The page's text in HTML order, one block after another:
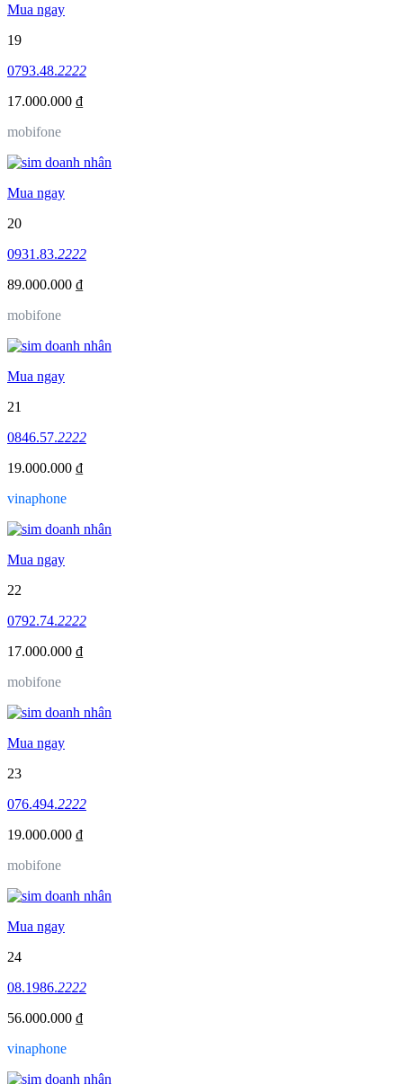
Mua ngay
19
0793.48.2222
17.000.000 ₫
mobifone
Mua ngay
20
0931.83.2222
89.000.000 ₫
mobifone
Mua ngay
21
0846.57.2222
19.000.000 ₫
vinaphone
Mua ngay
22
0792.74.2222
17.000.000 ₫
mobifone
Mua ngay
23
076.494.2222
19.000.000 ₫
mobifone
Mua ngay
24
08.1986.2222
56.000.000 ₫
vinaphone